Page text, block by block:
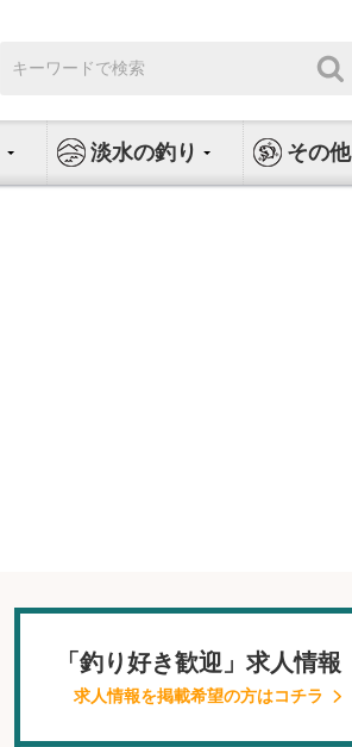
索:
淡水の釣り その他
「釣り好き歓迎」求人情報
求人情報を掲載希望の方はコチラ